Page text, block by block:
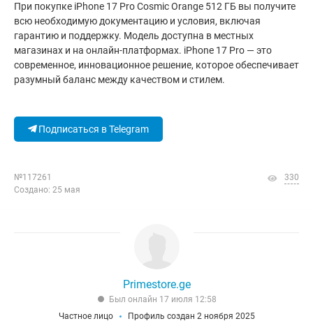
При покупке iPhone 17 Pro Cosmic Orange 512 ГБ вы получите
всю необходимую документацию и условия, включая
гарантию и поддержку. Модель доступна в местных
магазинах и на онлайн-платформах. iPhone 17 Pro — это
современное, инновационное решение, которое обеспечивает
разумный баланс между качеством и стилем.
Подписаться в Telegram
№117261
Создано: 25 мая
330
Primestore.ge
Был онлайн 17 июля 12:58
Частное лицо
Профиль создан 2 ноября 2025